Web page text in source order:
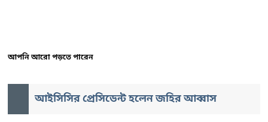
আপনি আরো পড়তে পারেন
আইসিসির প্রেসিডেন্ট হলেন জহির আব্বাস